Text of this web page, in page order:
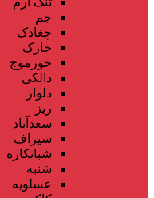
جم
چغادک
خارک
خورموج
دالکی
دلوار
ریز
سعدآباد
سیراف
شبانکاره
شنبه
عسلویه